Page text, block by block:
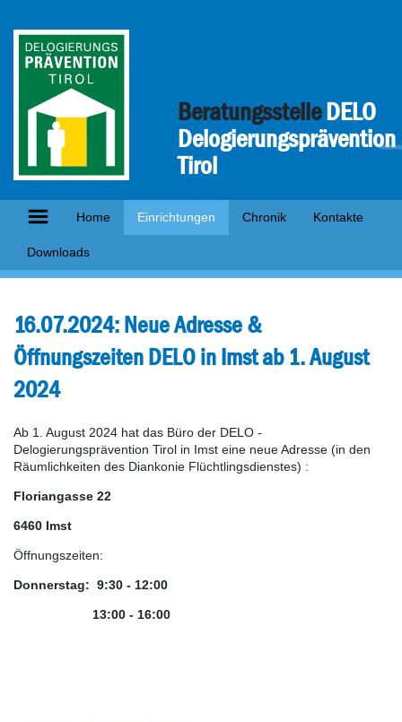
BeratungsstelleDELO
Delogierungsprävention
Tirol
Home Einrichtungen Chronik Kontakte
Downloads
16.07.2024: Neue Adresse &
Öffnungszeiten DELO in Imst ab 1. August
2024
Ab 1. August 2024 hat das Büro der DELO -
Delogierungsprävention Tirol in Imst eine neue Adresse (in den
Räumlichkeiten des Diankonie Flüchtlingsdienstes) :
Floriangasse 22
6460 Imst
Öffnungszeiten:
Donnerstag: 9:30 - 12:00
13:00 - 16:00